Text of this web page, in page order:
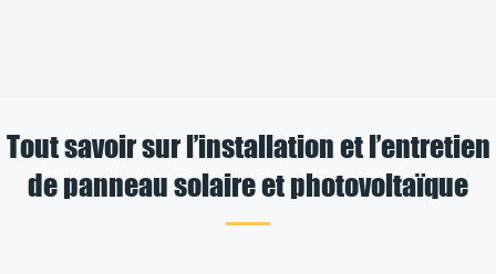
Tout savoir sur l’installation et l’entretien
de panneau solaire et photovoltaïque